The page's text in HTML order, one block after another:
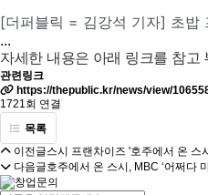
[더퍼블릭 = 김강석 기자] 초밥
...
자세한 내용은 아래 링크를 참고
관련링크
https://thepublic.kr/news/view/
1721회 연결
목록
이전글스시 프랜차이즈 '호주에서 온 스
다음글호주에서 온 스시, MBC ‘어쩌다